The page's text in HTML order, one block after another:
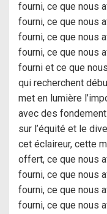
fourni, ce que nous
fourni, ce que nous
fourni, ce que nous
fourni, ce que nous
fourni et ce que
qui recherchent
met en lumière
avec des
sur l’équité et le
cet éclaireur, cette
offert, ce que nous
fourni, ce que nous
fourni, ce que nous
fourni, ce que nous